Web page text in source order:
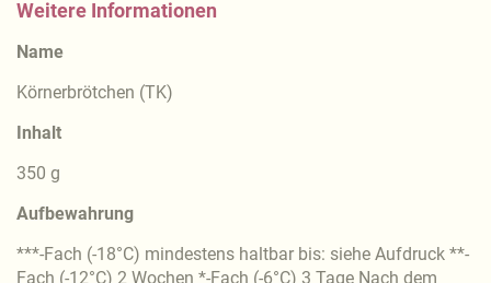
Weitere Informationen
Name
Körnerbrötchen (TK)
Inhalt
350 g
Aufbewahrung
***-Fach (-18°C) mindestens haltbar bis: siehe Aufdruck **-
Fach (-12°C) 2 Wochen *-Fach (-6°C) 3 Tage Nach dem